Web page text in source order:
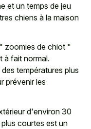
et un temps de jeu
chiens à la maison
zoomies de chiot "
à fait normal.
températures plus
prévenir les
d'environ 30
courtes est un